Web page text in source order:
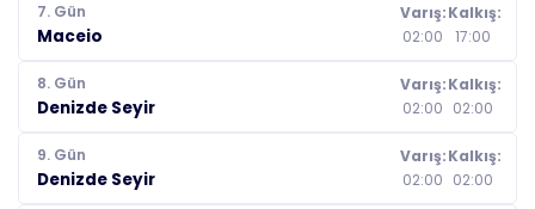
7. Gün
Maceio
Varış:
02:00
Kalkış:
17:00
8. Gün
Denizde Seyir
Varış:
02:00
Kalkış:
02:00
9. Gün
Denizde Seyir
Varış:
02:00
Kalkış:
02:00